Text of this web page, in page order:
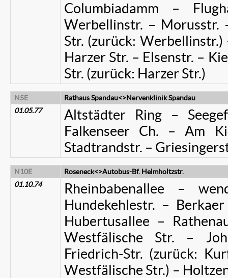
Columbiadamm –
Werbellinstr. – Morusstr.
Str. (zurück:
Harzer Str. – Elsenstr. –
Str. (zurück: Harzer Str.)
N5E
Rathaus Spandau<>Nervenklinik Spandau
01.05.77
Altstädter Ring –
Falkenseer Ch. – Am
Stadtrandstr. –
N10E
Roseneck<>Autobus-Bf. Helmholtzstr.
01.10.74
Rheinbabenallee –
Hundekehlestr. –
Hubertusallee –
Westfälische Str. –
Friedrich-Str. (zurück:
Westfälische Str.) –